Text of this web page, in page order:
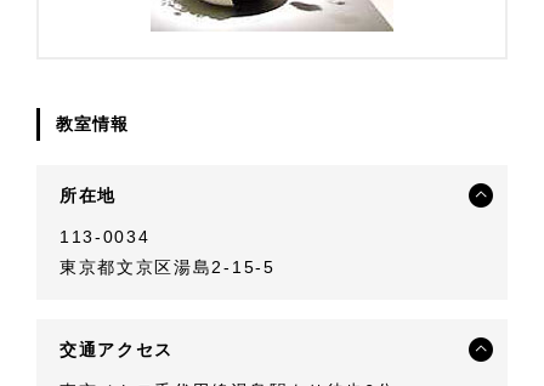
教室情報
所在地
113-0034
東京都文京区湯島2-15-5
交通アクセス